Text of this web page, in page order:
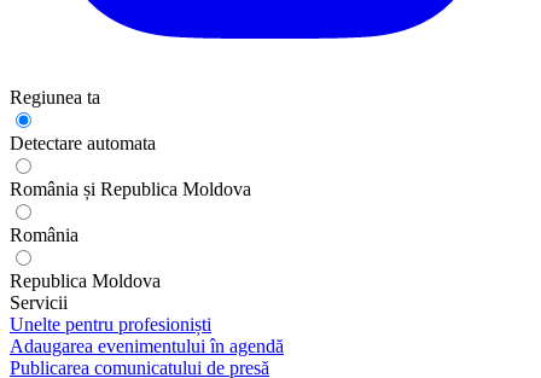
Regiunea ta
Detectare automata
România și Republica Moldova
România
Republica Moldova
Servicii
Unelte pentru profesioniști
Adaugarea evenimentului în agendă
Publicarea comunicatului de presă